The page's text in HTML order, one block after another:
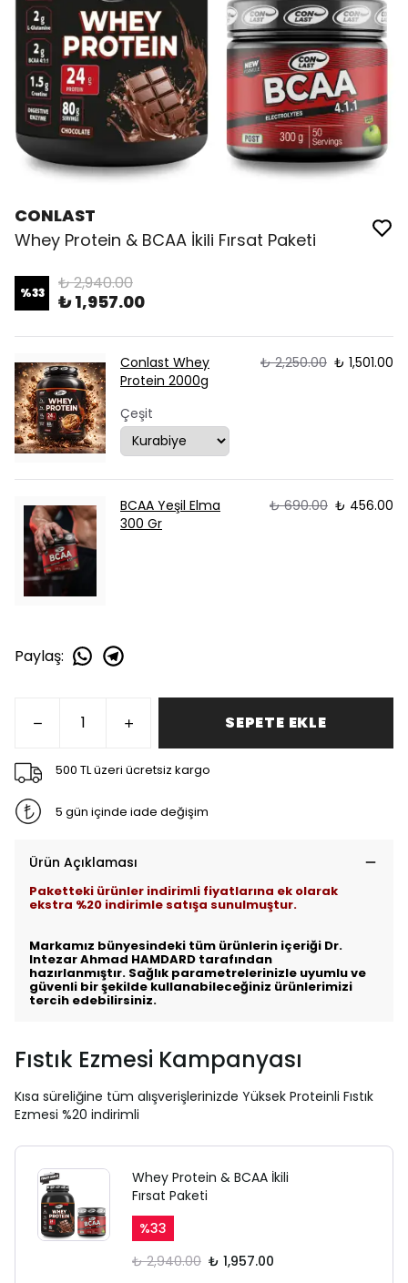
CONLAST
Whey Protein & BCAA İkili Fırsat Paketi
%33 ₺ 2,940.00
₺ 1,957.00
Conlast Whey
Protein 2000g
₺ 2,250.00 ₺ 1,501.00
Çeşit
BCAA Yeşil Elma
300 Gr
₺ 690.00 ₺ 456.00
Paylaş:
SEPETE EKLE
500 TL üzeri ücretsiz kargo
5 gün içinde iade değişim
Ürün Açıklaması
Paketteki ürünler indirimli fiyatlarına ek olarak
ekstra %20 indirimle satışa sunulmuştur.
Markamız bünyesindeki tüm ürünlerin içeriği Dr.
Intezar Ahmad HAMDARD tarafından
hazırlanmıştır. Sağlık parametrelerinizle uyumlu ve
güvenli bir şekilde kullanabileceğiniz ürünlerimizi
tercih edebilirsiniz.
Fıstık Ezmesi Kampanyası
Kısa süreliğine tüm alışverişlerinizde Yüksek Proteinli Fıstık
Ezmesi %20 indirimli
Whey Protein & BCAA İkili
Fırsat Paketi
%33
₺ 2,940.00 ₺ 1,957.00